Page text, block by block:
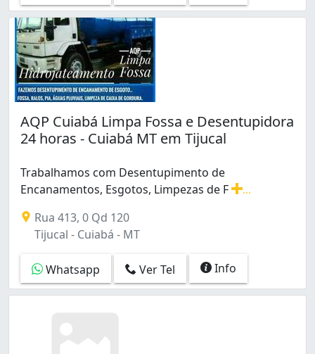
AQP Cuiabá Limpa Fossa e Desentupidora
24 horas - Cuiabá MT em Tijucal
Trabalhamos com Desentupimento de
Encanamentos, Esgotos, Limpezas de F
Rua 413, 0 Qd 120
Tijucal - Cuiabá - MT
Whatsapp Ver Tel Info